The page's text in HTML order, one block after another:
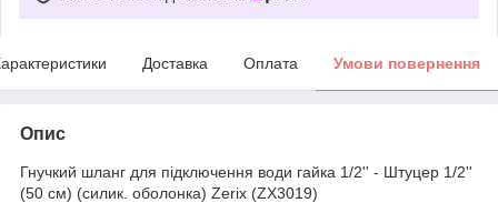
Доставка Оплата Умови повернення
Опис
Гнучкий шланг для підключення води гайка 1/2'' - Штуцер 1/2''
(50 см) (силик. оболонка) Zerix (ZX3019)